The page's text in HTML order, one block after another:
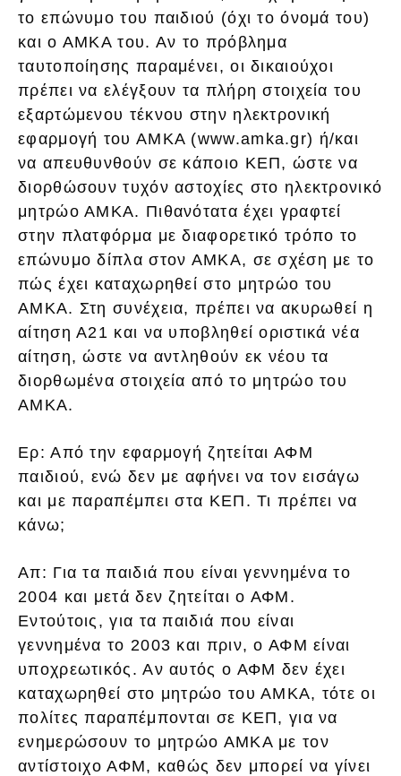
το επώνυμο του παιδιού (όχι το όνομά του)
και ο ΑΜΚΑ του. Αν το πρόβλημα
ταυτοποίησης παραμένει, οι δικαιούχοι
πρέπει να ελέγξουν τα πλήρη στοιχεία του
εξαρτώμενου τέκνου στην ηλεκτρονική
εφαρμογή του ΑΜΚΑ (www.amka.gr) ή/και
να απευθυνθούν σε κάποιο ΚΕΠ, ώστε να
διορθώσουν τυχόν αστοχίες στο ηλεκτρονικό
μητρώο ΑΜΚΑ. Πιθανότατα έχει γραφτεί
στην πλατφόρμα με διαφορετικό τρόπο το
επώνυμο δίπλα στον ΑΜΚΑ, σε σχέση με το
πώς έχει καταχωρηθεί στο μητρώο του
ΑΜΚΑ. Στη συνέχεια, πρέπει να ακυρωθεί η
αίτηση Α21 και να υποβληθεί οριστικά νέα
αίτηση, ώστε να αντληθούν εκ νέου τα
διορθωμένα στοιχεία από το μητρώο του
ΑΜΚΑ.
Ερ: Από την εφαρμογή ζητείται ΑΦΜ
παιδιού, ενώ δεν με αφήνει να τον εισάγω
και με παραπέμπει στα ΚΕΠ. Τι πρέπει να
κάνω;
Απ: Για τα παιδιά που είναι γεννημένα το
2004 και μετά δεν ζητείται ο ΑΦΜ.
Εντούτοις, για τα παιδιά που είναι
γεννημένα το 2003 και πριν, ο ΑΦΜ είναι
υποχρεωτικός. Αν αυτός ο ΑΦΜ δεν έχει
καταχωρηθεί στο μητρώο του ΑΜΚΑ, τότε οι
πολίτες παραπέμπονται σε ΚΕΠ, για να
ενημερώσουν το μητρώο ΑΜΚΑ με τον
αντίστοιχο ΑΦΜ, καθώς δεν μπορεί να γίνει